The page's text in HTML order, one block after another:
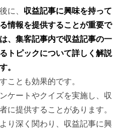
に、 収益記事に興味を持って
情報を提供することが重要で
、集客記事内で収益記事の一
トピックについて詳しく解説
。
ことも効果的です。
ケートやクイズを実施し、収
に提供することがあります。
り深く関わり、収益記事に興